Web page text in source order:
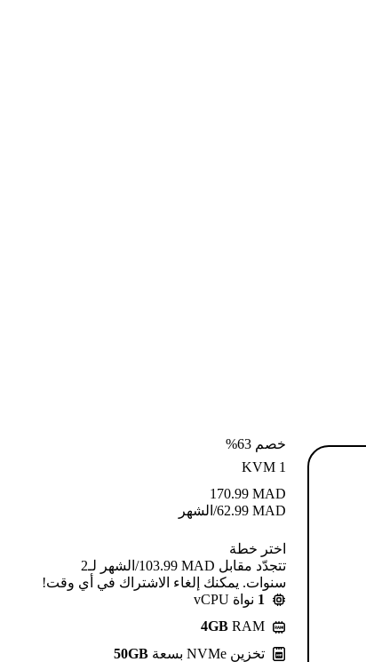
خصم 63%
KVM 1
MAD
170.99
MAD
62.99/الشهر
اختر خطة
تتجدّد مقابل MAD ⁦103.99⁩/الشهر لـ2
سنوات. يمكنك إلغاء الاشتراك في أي وقت!
1 نواة vCPU
4GB RAM
تخزين NVMe بسعة
50GB